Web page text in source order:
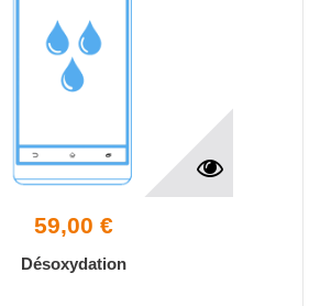
59,00 €
Désoxydation